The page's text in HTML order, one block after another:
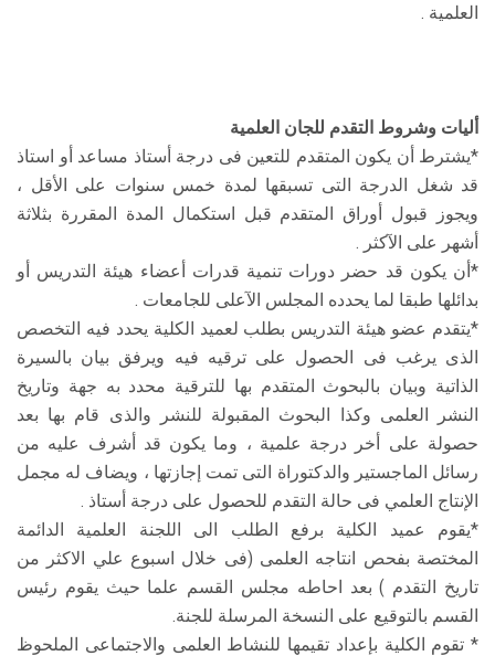
الدراسات العليا
الخريجين
الموظفون
الزائـرون
سجل الان
العلمية .
أليات وشروط التقدم للجان العلمية
*يشترط أن يكون المتقدم للتعين فى درجة أستاذ مساعد أو استاذ
قد شغل الدرجة التى تسبقها لمدة خمس سنوات على الأقل ،
ويجوز قبول أوراق المتقدم قبل استكمال المدة المقررة بثلاثة
أشهر على الآكثر .
*أن يكون قد حضر دورات تنمية قدرات أعضاء هيئة التدريس أو
بدائلها طبقا لما يحدده المجلس الآعلى للجامعات .
*يتقدم عضو هيئة التدريس بطلب لعميد الكلية يحدد فيه التخصص
الذى يرغب فى الحصول على ترقيه فيه ويرفق بيان بالسيرة
الذاتية وبيان بالبحوث المتقدم بها للترقية محدد به جهة وتاريخ
النشر العلمى وكذا البحوث المقبولة للنشر والذى قام بها بعد
حصولة على أخر درجة علمية ، وما يكون قد أشرف عليه من
رسائل الماجستير والدكتوراة التى تمت إجازتها ، ويضاف له مجمل
الإنتاج العلمي فى حالة التقدم للحصول على درجة أستاذ .
*يقوم عميد الكلية برفع الطلب الى اللجنة العلمية الدائمة
المختصة بفحص انتاجه العلمى (فى خلال اسبوع علي الاكثر من
تاريخ التقدم ) بعد احاطه مجلس القسم علما حيث يقوم رئيس
القسم بالتوقيع على النسخة المرسلة للجنة.
* تقوم الكلية بإعداد تقيمها للنشاط العلمى والاجتماعى الملحوظ